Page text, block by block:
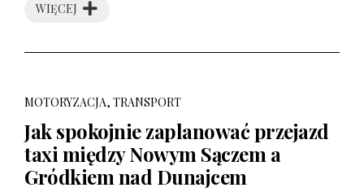
WIĘCEJ
MOTORYZACJA, TRANSPORT
Jak spokojnie zaplanować przejazd
taxi między Nowym Sączem a
Gródkiem nad Dunajcem